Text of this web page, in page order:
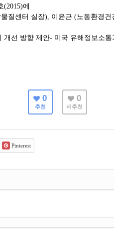
(2015)에
질센터 실장), 이윤근 (노동환경
개선 방향 제안- 미국 유해정보소통
0
추천
0
비추천
Pinterest